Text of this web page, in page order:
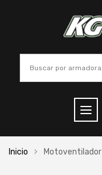
Inicio Motoventilador